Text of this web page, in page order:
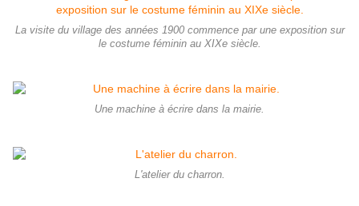
La visite du village des années 1900 commence par une exposition sur
le costume féminin au XIXe siècle.
Une machine à écrire dans la mairie.
L'atelier du charron.